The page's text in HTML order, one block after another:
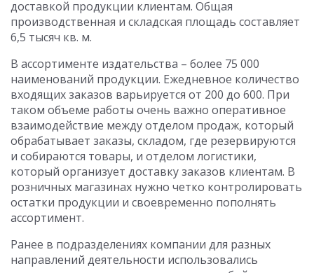
доставкой продукции клиентам. Общая
производственная и складская площадь составляет
6,5 тысяч кв. м.
В ассортименте издательства – более 75 000
наименований продукции. Ежедневное количество
входящих заказов варьируется от 200 до 600. При
таком объеме работы очень важно оперативное
взаимодействие между отделом продаж, который
обрабатывает заказы, складом, где резервируются
и собираются товары, и отделом логистики,
который организует доставку заказов клиентам. В
розничных магазинах нужно четко контролировать
остатки продукции и своевременно пополнять
ассортимент.
Ранее в подразделениях компании для разных
направлений деятельности использовались